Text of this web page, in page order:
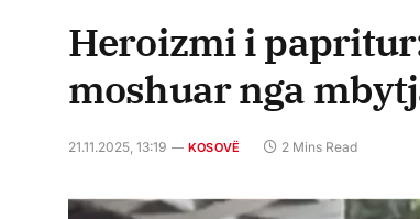
Heroizmi i
moshuar nga
21.11.2025, 13:19 KOSOVË 2 Mins Read